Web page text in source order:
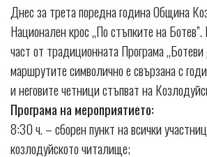
Днес за трета поредна година Община
Национален крос „По стъпките на
част от традиционната Програма
маршрутите символично е свързана с
и неговите четници стъпват на
Програма на мероприятието:
8:30 ч. – сборен пункт на всички
козлодуйското читалище;